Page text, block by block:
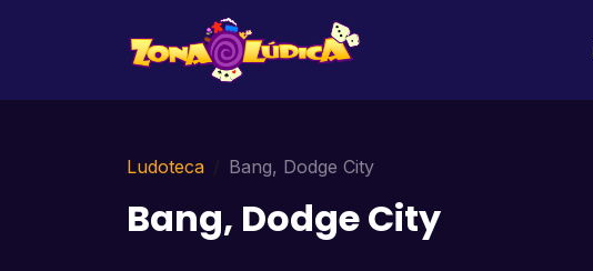
Ludoteca Bang, Dodge City
Bang, Dodge City